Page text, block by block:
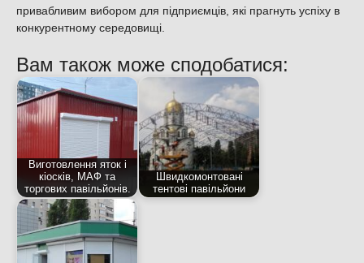
привабливим вибором для підприємців, які прагнуть успіху в
конкурентному середовищі.
Вам також може сподобатися:
Виготовлення яток і
кіосків, МАФ та
торгових павільйонів.
Швидкомонтовані
тентові павільйони